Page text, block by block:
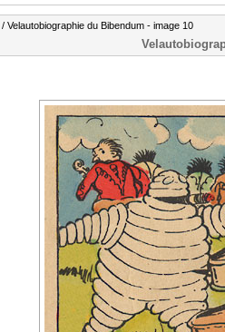
/ Velautobiographie du Bibendum - image 10